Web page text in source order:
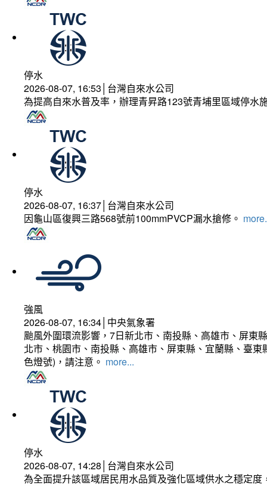
停水
2026-08-07, 16:53│台灣自來水公司
為提高自來水普及率，辦理青昇路123號青埔里區域停水
停水
2026-08-07, 16:37│台灣自來水公司
因龜山區復興三路568號前100mmPVCP漏水搶修。
強風
2026-08-07, 16:34│中央氣象署
颱風外圍環流影響，7日新北市、南投縣、高雄市、屏東
北市、桃園市、南投縣、高雄市、屏東縣、宜蘭縣、臺
色燈號)，請注意。 more...
停水
2026-08-07, 14:28│台灣自來水公司
為全面提升該區域居民用水品質及強化區域供水之穩定